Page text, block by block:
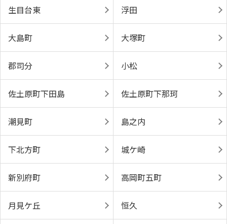
生目台東 浮田
大島町 大塚町
郡司分 小松
佐土原町下田島 佐土原町下那珂
潮見町 島之内
下北方町 城ケ崎
新別府町 高岡町五町
月見ケ丘 恒久